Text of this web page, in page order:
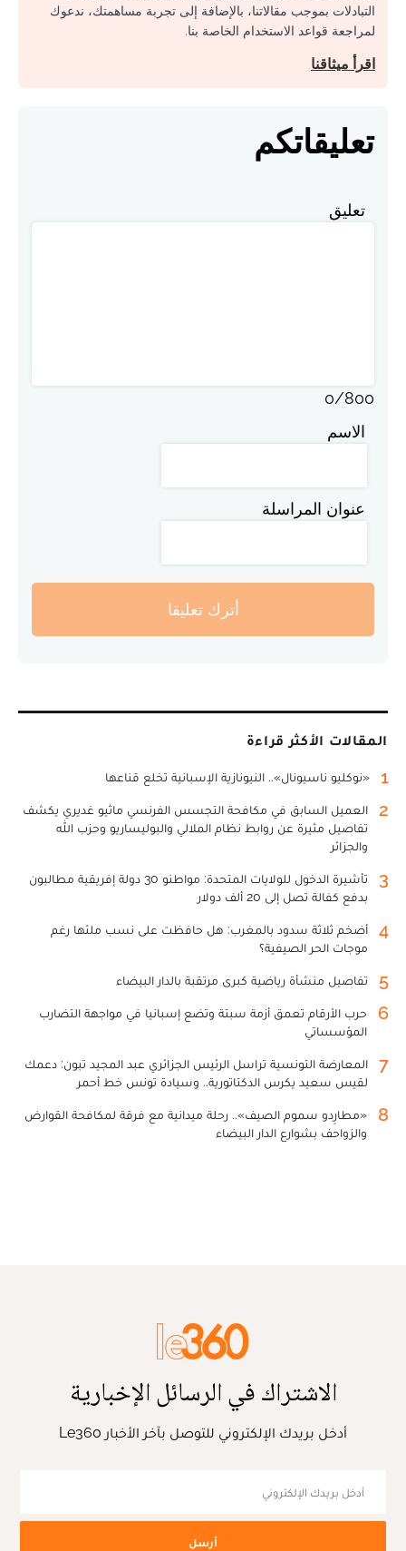
التبادلات بموجب مقالاتنا، بالإضافة إلى تجربة مساهمتك، ندعوك
لمراجعة قواعد الاستخدام الخاصة بنا.
اقرأ ميثاقنا
تعليقاتكم
تعليق
0/800
الاسم
عنوان المراسلة
أترك تعليقا
المقالات الأكثر قراءة
1 «نوكليو ناسيونال».. النيونازية الإسبانية تخلع قناعها
2
العميل السابق في مكافحة التجسس الفرنسي ماثيو غديري يكشف
تفاصيل مثيرة عن روابط نظام الملالي والبوليساريو وحزب الله
والجزائر
3
تأشيرة الدخول للولايات المتحدة: مواطنو 30 دولة إفريقية مطالبون
بدفع كفالة تصل إلى 20 ألف دولار
4
أضخم ثلاثة سدود بالمغرب: هل حافظت على نسب ملئها رغم
موجات الحر الصيفية؟
5 تفاصيل منشأة رياضية كبرى مرتقبة بالدار البيضاء
6
حرب الأرقام تعمق أزمة سبتة وتضع إسبانيا في مواجهة التضارب
المؤسساتي
7
المعارضة التونسية تراسل الرئيس الجزائري عبد المجيد تبون: دعمك
لقيس سعيد يكرس الدكتاتورية.. وسيادة تونس خط أحمر
8
«مطارِدو سموم الصيف».. رحلة ميدانية مع فرقة لمكافحة القوارض
والزواحف بشوارع الدار البيضاء
الاشتراك في الرسائل الإخبارية
أدخل بريدك الإلكتروني للتوصل بآخر الأخبار Le360
أرسل